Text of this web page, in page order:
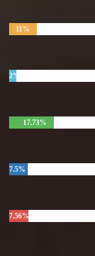
11%
2%
17.73%
7.5%
7.56%